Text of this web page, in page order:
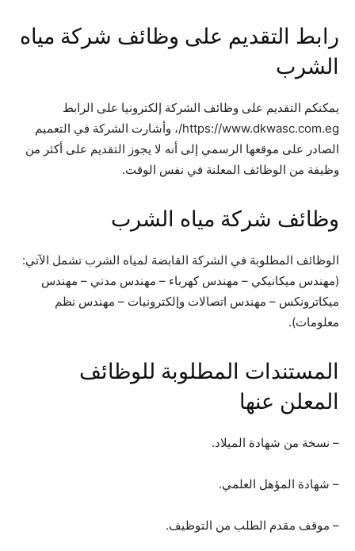
رابط التقديم على وظائف شركة مياه
الشرب
يمكنكم التقديم على وظائف الشركة إلكترونيا على الرابط
https://www.dkwasc.com.eg/، وأشارت الشركة في التعميم
الصادر على موقعها الرسمي إلى أنه لا يجوز التقديم على أكثر من
وظيفة من الوظائف المعلنة في نفس الوقت.
وظائف شركة مياه الشرب
الوظائف المطلوبة في الشركة القابضة لمياه الشرب تشمل الآتي:
(مهندس ميكانيكي – مهندس كهرباء – مهندس مدني – مهندس
ميكاترونكس – مهندس اتصالات وإلكترونيات – مهندس نظم
معلومات).
المستندات المطلوبة للوظائف
المعلن عنها
– نسخة من شهادة الميلاد.
– شهادة المؤهل العلمي.
– موقف مقدم الطلب من التوظيف.